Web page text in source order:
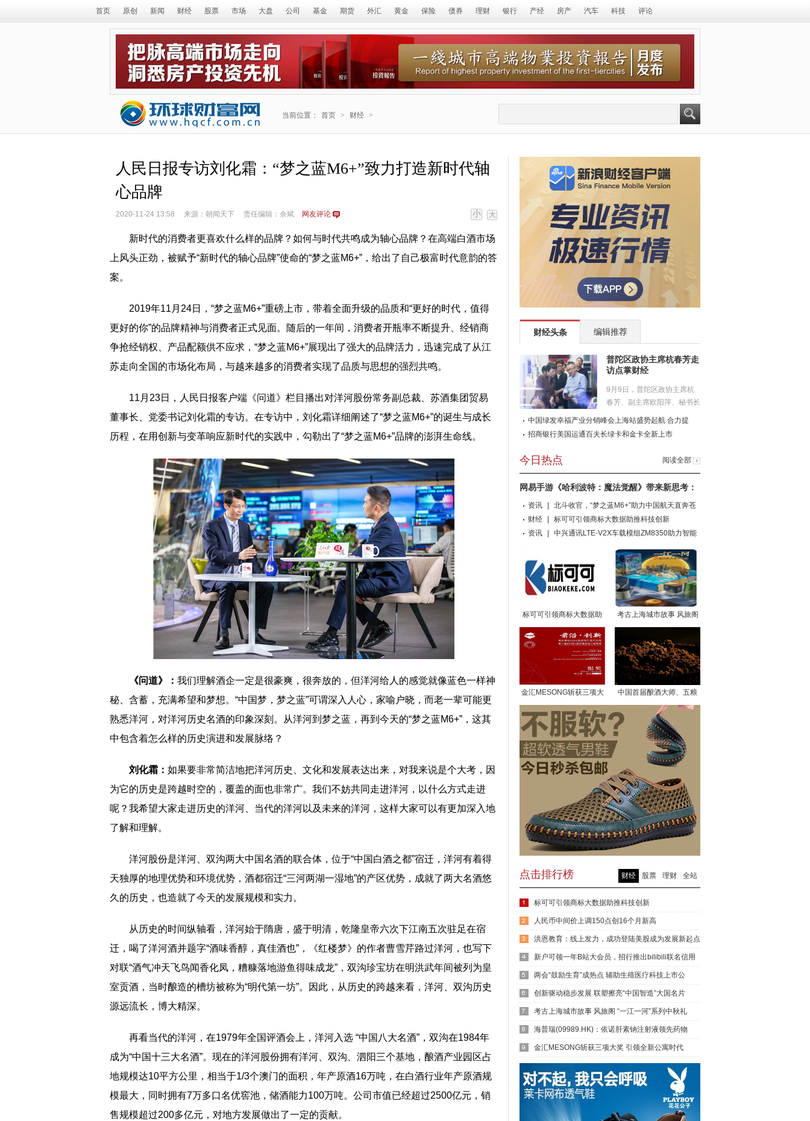
首页 原创 新闻 财经 股票 市场 大盘 公司 基金 期货 外汇 黄金 保险 债券 理财 银行 产经 房产 汽车 科技 评论
当前位置： 首页 > 财经 >
人民日报专访刘化霜：“梦之蓝M6+”致力打造新时代轴
心品牌
小 大
2020-11-24 13:58 来源：朝闻天下 责任编辑：余斌 网友评论
新时代的消费者更喜欢什么样的品牌？如何与时代共鸣成为轴心品牌？在高端白酒市场
上风头正劲，被赋予“新时代的轴心品牌”使命的“梦之蓝M6+”，给出了自己极富时代意韵的答
案。
2019年11月24日，“梦之蓝M6+”重磅上市，带着全面升级的品质和“更好的时代，值得
更好的你”的品牌精神与消费者正式见面。随后的一年间，消费者开瓶率不断提升、经销商
争抢经销权、产品配额供不应求，“梦之蓝M6+”展现出了强大的品牌活力，迅速完成了从江
苏走向全国的市场化布局，与越来越多的消费者实现了品质与思想的强烈共鸣。
11月23日，人民日报客户端《问道》栏目播出对洋河股份常务副总裁、苏酒集团贸易
董事长、党委书记刘化霜的专访。在专访中，刘化霜详细阐述了“梦之蓝M6+”的诞生与成长
历程，在用创新与变革响应新时代的实践中，勾勒出了“梦之蓝M6+”品牌的澎湃生命线。
《问道》： 我们理解酒企一定是很豪爽，很奔放的，但洋河给人的感觉就像蓝色一样神
秘、含蓄，充满希望和梦想。“中国梦，梦之蓝”可谓深入人心，家喻户晓，而老一辈可能更
熟悉洋河，对洋河历史名酒的印象深刻。从洋河到梦之蓝，再到今天的“梦之蓝M6+”，这其
中包含着怎么样的历史演进和发展脉络？
刘化霜： 如果要非常简洁地把洋河历史、文化和发展表达出来，对我来说是个大考，因
为它的历史是跨越时空的，覆盖的面也非常广。我们不妨共同走进洋河，以什么方式走进
呢？我希望大家走进历史的洋河、当代的洋河以及未来的洋河，这样大家可以有更加深入地
了解和理解。
洋河股份是洋河、双沟两大中国名酒的联合体，位于“中国白酒之都”宿迁，洋河有着得
天独厚的地理优势和环境优势，酒都宿迁“三河两湖一湿地”的产区优势，成就了两大名酒悠
久的历史，也造就了今天的发展规模和实力。
从历史的时间纵轴看，洋河始于隋唐，盛于明清，乾隆皇帝六次下江南五次驻足在宿
迁，喝了洋河酒并题字“酒味香醇，真佳酒也”，《红楼梦》的作者曹雪芹路过洋河，也写下
对联“酒气冲天飞鸟闻香化凤，糟糠落地游鱼得味成龙”，双沟珍宝坊在明洪武年间被列为皇
室贡酒，当时酿造的槽坊被称为“明代第一坊”。因此，从历史的跨越来看，洋河、双沟历史
源远流长，博大精深。
再看当代的洋河，在1979年全国评酒会上，洋河入选 “中国八大名酒”，双沟在1984年
成为“中国十三大名酒”。现在的洋河股份拥有洋河、双沟、泗阳三个基地，酿酒产业园区占
地规模达10平方公里，相当于1/3个澳门的面积，年产原酒16万吨，在白酒行业年产原酒规
模最大，同时拥有7万多口名优窖池，储酒能力100万吨。公司市值已经超过2500亿元，销
售规模超过200多亿元，对地方发展做出了一定的贡献。
财经头条 编辑推荐
普陀区政协主席杭春芳走
访点掌财经
9月9日，普陀区政协主席杭
春芳、副主席欧阳萍、秘书长
许为民...
中国绿发幸福产业分销峰会上海站盛势起航 合力提
招商银行美国运通百夫长绿卡和金卡全新上市
今日热点 阅读全部
网易手游《哈利波特：魔法觉醒》带来新思考：
玩家资讯
北斗收官，“梦之蓝M6+”助力中国航天直奔苍
穹！
财经
标可可引领商标大数据助推科技创新
资讯
中兴通讯LTE-V2X车载模组ZM8350助力智能
标可可引领商标大数据助
推科技创新
考古上海城市故事 风旅阁
“一江一河”系列中秋礼盒火
热
金汇MESONG斩获三项大
奖 引领全新公寓时代
中国首届酿酒大师、五粮
液非遗传承人刘友金揭
秘：五粮液
点击排行榜 财经 股票 理财 全站
标可可引领商标大数据助推科技创新
人民币中间价上调150点创16个月新高
洪恩教育：线上发力，成功登陆美股成为发展新起点
新户可领一年B站大会员，招行推出bilibili联名信用
卡 两会“鼓励生育”成热点 辅助生殖医疗科技上市公
创新驱动稳步发展 联塑擦亮“中国智造”大国名片
考古上海城市故事 风旅阁 “一江一河”系列中秋礼
海普瑞(09989.HK)：依诺肝素钠注射液领先药物
INHIXA取
金汇MESONG斩获三项大奖 引领全新公寓时代